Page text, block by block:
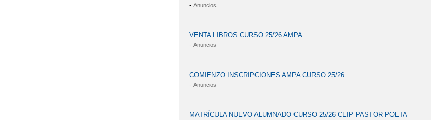
- Anuncios
VENTA LIBROS CURSO 25/26 AMPA
- Anuncios
COMIENZO INSCRIPCIONES AMPA CURSO 25/26
- Anuncios
MATRÍCULA NUEVO ALUMNADO CURSO 25/26 CEIP PASTOR POETA